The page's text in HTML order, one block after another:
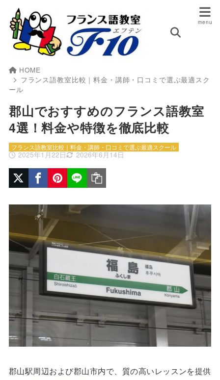
HOME
フランス語教室比較｜料金・講師・口コミで選ぶ最適スク
ール
郡山でおすすめのフランス語教室
4選！料金や特徴を徹底比較
2025年1月22日 2026年6月14日
フランス語教室比較｜料金・講師・口コミで選ぶ最適スクール
郡山駅周辺および郡山市内で、質の高いレッスンを提供